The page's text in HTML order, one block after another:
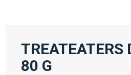
TREATEATERS
80 G